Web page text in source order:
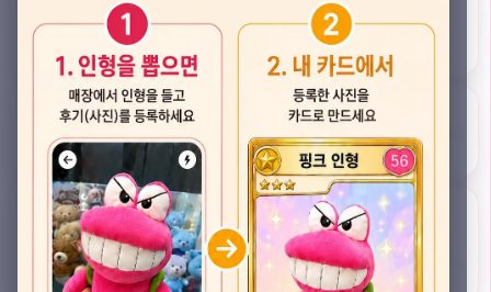
★★★★☆ 4.2 후기 33
게임플렉스 불당동점
★★★☆☆ 2.5 후기 4
뽑기랜드
★★★★★ 4.7후기 49